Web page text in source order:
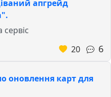
апгрейд
сервіс
20
6
оновлення карт для